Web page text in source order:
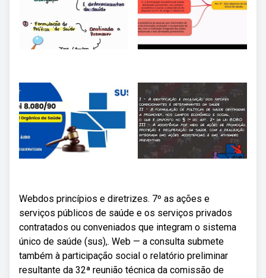
Webdos princípios e diretrizes. 7º as ações e
serviços públicos de saúde e os serviços privados
contratados ou conveniados que integram o sistema
único de saúde (sus),. Web — a consulta submete
também à participação social o relatório preliminar
resultante da 32ª reunião técnica da comissão de